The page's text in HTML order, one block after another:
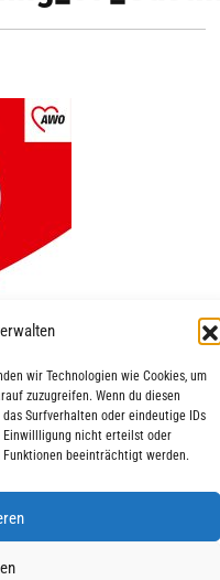
wir Technologien wie Cookies, um
zuzugreifen. Wenn du diesen
Surfverhalten oder eindeutige IDs
Einwillligung nicht erteilst oder
beeinträchtigt werden.
AWO Ausbildung